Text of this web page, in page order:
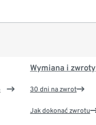
Wymiana i zwroty
30 dni na zwrot
Jak dokonać zwrotu